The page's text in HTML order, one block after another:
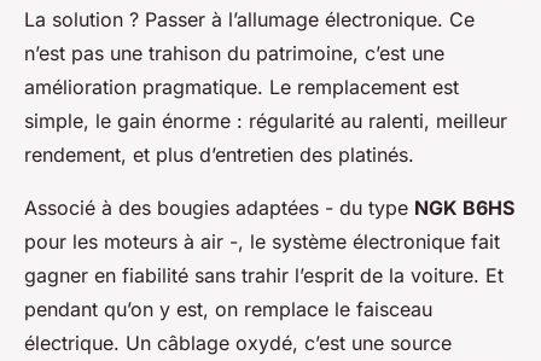
La solution ? Passer à l’allumage électronique. Ce
n’est pas une trahison du patrimoine, c’est une
amélioration pragmatique. Le remplacement est
simple, le gain énorme : régularité au ralenti, meilleur
rendement, et plus d’entretien des platinés.
Associé à des bougies adaptées - du type NGK B6HS
pour les moteurs à air -, le système électronique fait
gagner en fiabilité sans trahir l’esprit de la voiture. Et
pendant qu’on y est, on remplace le faisceau
électrique. Un câblage oxydé, c’est une source